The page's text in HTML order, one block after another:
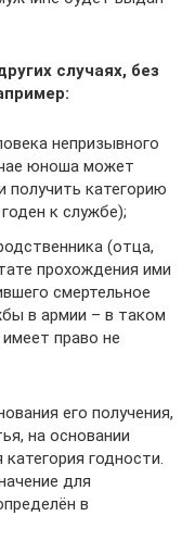
случаях, без
непризывного
юноша может
получить категорию
к службе);
(отца,
прохождения ими
смертельное
в армии – в таком
право не
его получения,
на основании
годности.
для
в